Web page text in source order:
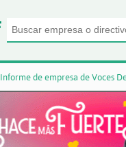
Informe de empresa de Voces